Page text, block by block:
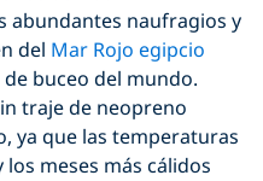
abundantes naufragios y
del Mar Rojo egipcio
buceo del mundo.
traje de neopreno
ya que las temperaturas
los meses más cálidos